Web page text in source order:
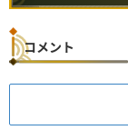
コメント